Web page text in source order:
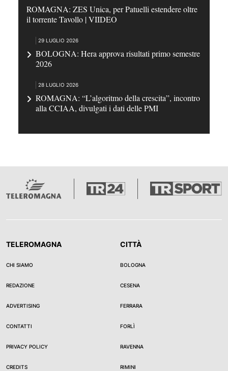
ROMAGNA: ZES Unica, per Patuelli estendere oltre
il torrente Tavollo | VIIDEO
29 LUGLIO 2026
BOLOGNA: Hera approva risultati primo semestre
2026
28 LUGLIO 2026
ROMAGNA: “L’algoritmo della crescita”, incontro
alla CCIAA, divulgati i dati delle PMI
TELEROMAGNA
CHI SIAMO
REDAZIONE
ADVERTISING
CONTATTI
PRIVACY POLICY
CREDITS
CITTÀ
BOLOGNA
CESENA
FERRARA
FORLÌ
RAVENNA
RIMINI